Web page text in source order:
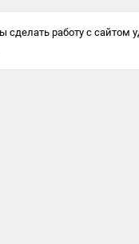
работу с сайтом